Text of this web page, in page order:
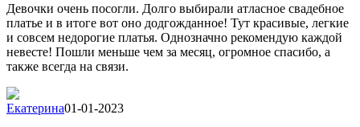
Девочки очень посогли. Долго выбирали атласное свадебное
платье и в итоге вот оно додгожданное! Тут красивые, легкие
и совсем недорогие платья. Однозначно рекомендую каждой
невесте! Пошли меньше чем за месяц, огромное спасибо, а
также всегда на связи.
Екатерина01-01-2023